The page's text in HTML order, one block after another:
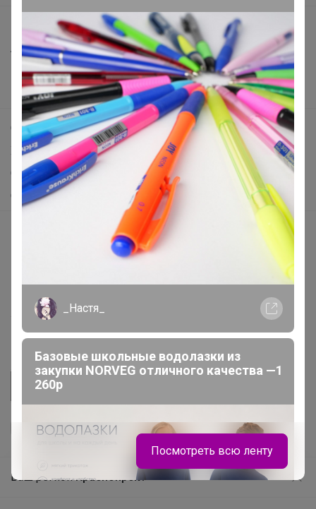
Ваш регионКрасноярск?
Все предложения
Анонсы
Новости
Поддержка альпак
Самое выгодное
Хиты продаж
Самое желанное
Самое быстрое
Начать зарабатывать с 24-ok
Picabox.ru - Лучшее место для ваших изображений
Пульс нашего маркетплейса
Укорачиватель ссылок
_Настя_
Базовые школьные водолазки из
закупки NORVEG отличного качества —1
260р
Посмотреть всю ленту
Продолжая использовать этот сайт и нажимая кнопку